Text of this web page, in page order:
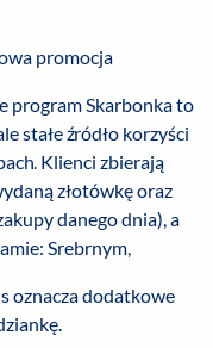
promocja
program Skarbonka to
stałe źródło korzyści
Klienci zbierają
złotówkę oraz
danego dnia), a
Srebrnym,
oznacza dodatkowe